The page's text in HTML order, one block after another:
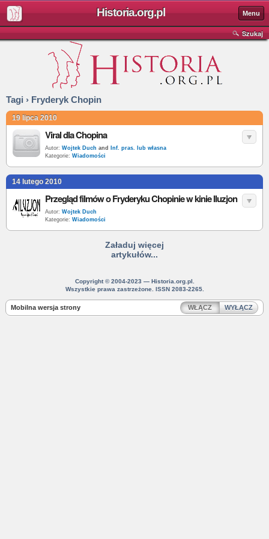
Historia.org.pl Menu
Szukaj
Tagi › Fryderyk Chopin
19 lipca 2010
Viral dla Chopina
Autor: Wojtek Duch and
Inf. pras. lub własna
Kategorie: Wiadomości
14 lutego 2010
Przegląd filmów o Fryderyku Chopinie w kinie Iluzjon
Autor: Wojtek Duch
Kategorie: Wiadomości
Załaduj więcej
artykułów...
Copyright © 2004-2023 — Historia.org.pl.
Wszystkie prawa zastrzeżone. ISSN 2083-2265.
Mobilna wersja strony WŁĄCZ WYŁĄCZ